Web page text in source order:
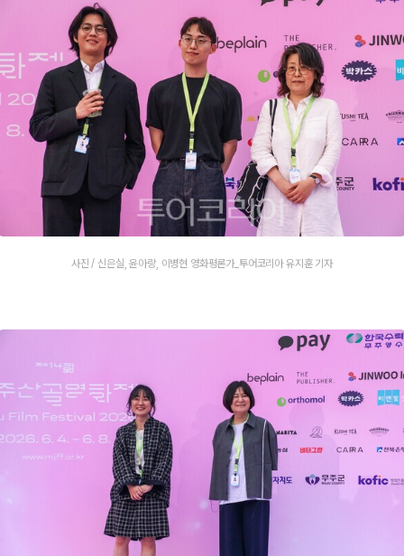
사진 / 신은실, 윤아랑, 이병현 영화평론가_투어코리아 유지훈 기자